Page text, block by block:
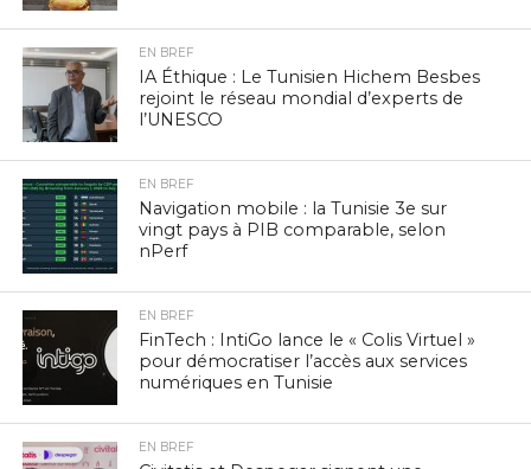
EN BREF
IA Éthique : Le Tunisien Hichem Besbes
rejoint le réseau mondial d’experts de
l’UNESCO
EN BREF
Navigation mobile : la Tunisie 3e sur
vingt pays à PIB comparable, selon
nPerf
EN BREF
FinTech : IntiGo lance le « Colis Virtuel »
pour démocratiser l’accès aux services
numériques en Tunisie
EN BREF